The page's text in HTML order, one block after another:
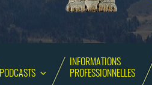
PODCASTS
INFORMATIONS
PROFESSIONNELLES